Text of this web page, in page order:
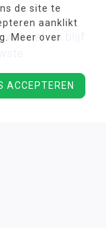
de site te
aanklikt
Meer over
ACCEPTEREN
en blijf